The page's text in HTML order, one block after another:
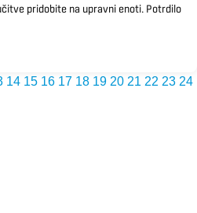
pridobite na upravni enoti. Potrdilo
14 15 16 17 18 19 20 21 22 23 24